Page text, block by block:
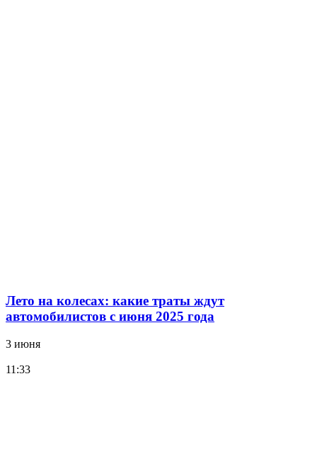
Лето на колесах: какие траты ждут
автомобилистов с июня 2025 года
3 июня
11:33